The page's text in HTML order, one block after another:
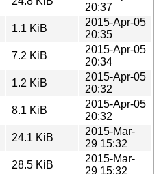
20:37
1.1 KiB
2015-Apr-05
20:35
7.2 KiB
2015-Apr-05
20:34
1.2 KiB
2015-Apr-05
20:32
8.1 KiB
2015-Apr-05
20:32
24.1 KiB
2015-Mar-
29 15:32
28.5 KiB
2015-Mar-
29 15:32